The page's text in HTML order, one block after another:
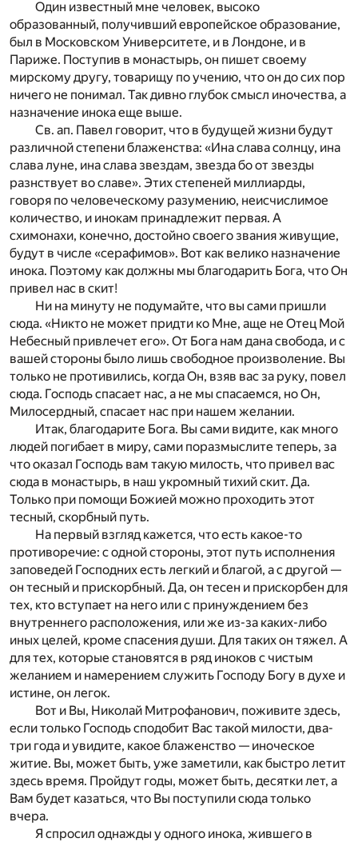
Один известный мне человек, высоко
образованный, получивший европейское образование,
был в Московском Университете, и в Лондоне, и в
Париже. Поступив в монастырь, он пишет своему
мирскому другу, товарищу по учению, что он до сих пор
ничего не понимал. Так дивно глубок смысл иночества, а
назначение инока еще выше.
Св. ап. Павел говорит, что в будущей жизни будут
различной степени блаженства: «Ина слава солнцу, ина
слава луне, ина слава звездам, звезда бо от звезды
разнствует во славе». Этих степеней миллиарды,
говоря по человеческому разумению, неисчислимое
количество, и инокам принадлежит первая. А
схимонахи, конечно, достойно своего звания живущие,
будут в числе «серафимов». Вот как велико назначение
инока. Поэтому как должны мы благодарить Бога, что Он
привел нас в скит!
Ни на минуту не подумайте, что вы сами пришли
сюда. «Никто не может придти ко Мне, аще не Отец Мой
Небесный привлечет его». От Бога нам дана свобода, и с
вашей стороны было лишь свободное произволение. Вы
только не противились, когда Он, взяв вас за руку, повел
сюда. Господь спасает нас, а не мы спасаемся, но Он,
Милосердный, спасает нас при нашем желании.
Итак, благодарите Бога. Вы сами видите, как много
людей погибает в миру, сами поразмыслите теперь, за
что оказал Господь вам такую милость, что привел вас
сюда в монастырь, в наш укромный тихий скит. Да.
Только при помощи Божией можно проходить этот
тесный, скорбный путь.
На первый взгляд кажется, что есть какое-то
противоречие: с одной стороны, этот путь исполнения
заповедей Господних есть легкий и благой, а с другой —
он тесный и прискорбный. Да, он тесен и прискорбен для
тех, кто вступает на него или с принуждением без
внутреннего расположения, или же из-за каких-либо
иных целей, кроме спасения души. Для таких он тяжел. А
для тех, которые становятся в ряд иноков с чистым
желанием и намерением служить Господу Богу в духе и
истине, он легок.
Вот и Вы, Николай Митрофанович, поживите здесь,
если только Господь сподобит Вас такой милости, два-
три года и увидите, какое блаженство — иноческое
житие. Вы, может быть, уже заметили, как быстро летит
здесь время. Пройдут годы, может быть, десятки лет, а
Вам будет казаться, что Вы поступили сюда только
вчера.
Я спросил однажды у одного инока, жившего в